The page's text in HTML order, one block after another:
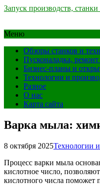
Запуск производств,
Меню
Обзоры станков и
Пусконаладка,
Бизнес-планы и
Технологии и
Разное
О нас
Карта сайта
Варка мыла:
8 октября 2025Технологии
Процесс варки мыла
кислотное число,
кислотного числа поможет